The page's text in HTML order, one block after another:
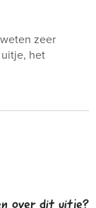
zeer
het
over dit uitje?